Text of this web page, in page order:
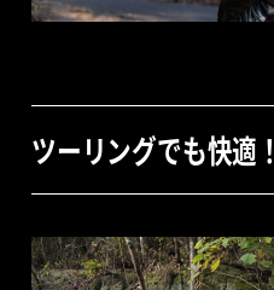
ツーリングでも快適！